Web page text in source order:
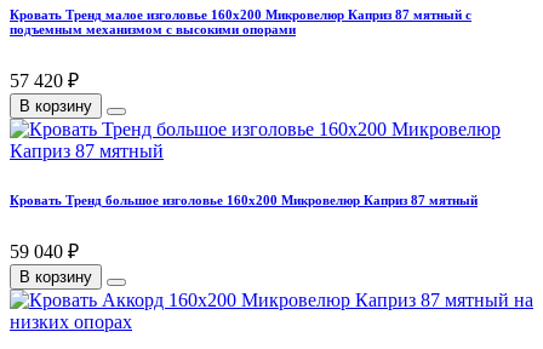
Кровать Тренд малое изголовье 160х200 Микровелюр Каприз 87 мятный с
подъемным механизмом с высокими опорами
57 420 ₽
В корзину
Кровать Тренд большое изголовье 160х200 Микровелюр Каприз 87 мятный
59 040 ₽
В корзину